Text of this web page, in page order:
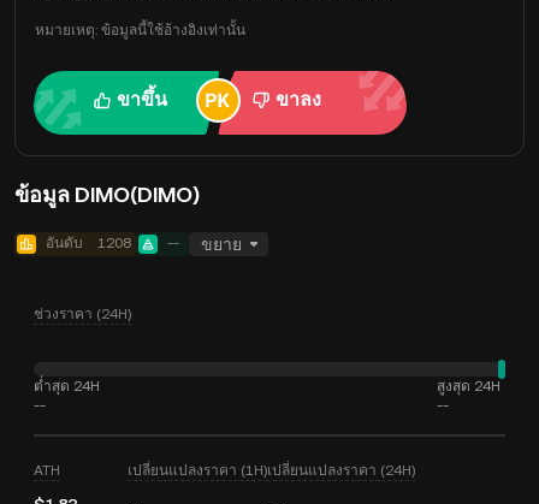
หมายเหตุ: ข้อมูลนี้ใช้อ้างอิงเท่านั้น
ขาขึ้น ขาลง
ข้อมูล DIMO(DIMO)
อันดับ 1208 -- ขยาย
ช่วงราคา (24H)
ต่ำสุด 24H
--
สูงสุด 24H
--
ATH เปลี่ยนแปลงราคา (1H)เปลี่ยนแปลงราคา (24H)